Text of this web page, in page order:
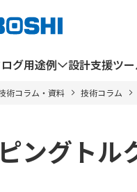
グ用途例 設計支援ツ
術コラム・資料 技術コラム
ングトル